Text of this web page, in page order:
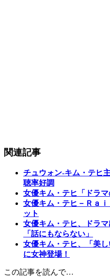
関連記事
チュウォン‐キム・テヒ
聴率好調
女優キム・テヒ「ドラマ
女優キム・テヒ－Ｒａ
ット
女優キム・テヒ、ドラ
「話にもならない」
女優キム・テヒ、「美
に女神登場！
この記事を読んで…